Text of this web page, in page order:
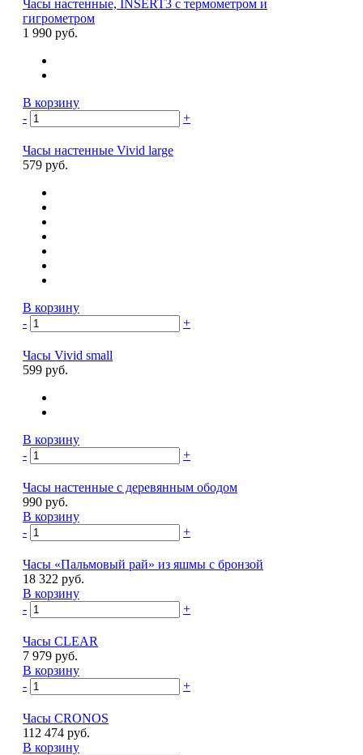
Часы настенные, INSERT3 с термометром и
гигрометром
1 990 руб.
В корзину
-
+
Часы настенные Vivid large
579 руб.
В корзину
-
+
Часы Vivid small
599 руб.
В корзину
-
+
Часы настенные с деревянным ободом
990 руб.
В корзину
-
+
Часы «Пальмовый рай» из яшмы с бронзой
18 322 руб.
В корзину
-
+
Часы CLEAR
7 979 руб.
В корзину
-
+
Часы CRONOS
112 474 руб.
В корзину